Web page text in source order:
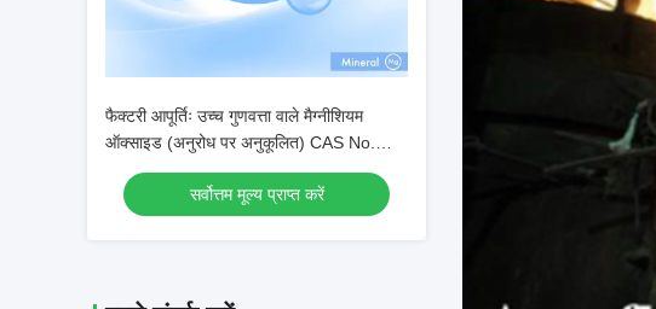
फैक्टरी आपूर्तिः उच्च गुणवत्ता वाले मैग्नीशियम
ऑक्साइड (अनुरोध पर अनुकूलित) CAS No.
1309-48-4
सर्वोत्तम मूल्य प्राप्त करें